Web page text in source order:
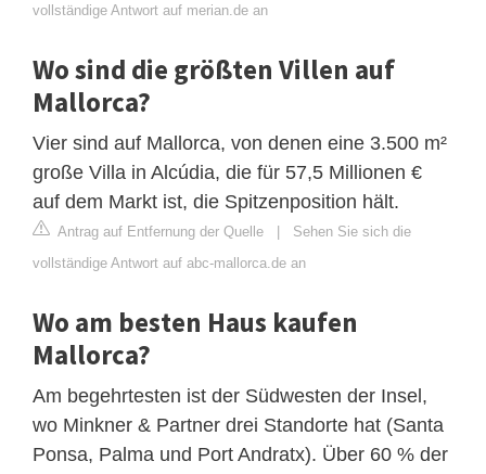
vollständige Antwort auf merian.de an
Wo sind die größten Villen auf
Mallorca?
Vier sind auf Mallorca, von denen eine 3.500 m²
große Villa in Alcúdia, die für 57,5 Millionen €
auf dem Markt ist, die Spitzenposition hält.
Antrag auf Entfernung der Quelle | Sehen Sie sich die
vollständige Antwort auf abc-mallorca.de an
Wo am besten Haus kaufen
Mallorca?
Am begehrtesten ist der Südwesten der Insel,
wo Minkner & Partner drei Standorte hat (Santa
Ponsa, Palma und Port Andratx). Über 60 % der